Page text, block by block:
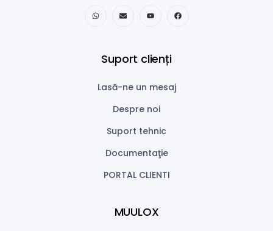
Suport clienți
Lasă-ne un mesaj
Despre noi
Suport tehnic
Documentaţie
PORTAL CLIENTI
MUULOX